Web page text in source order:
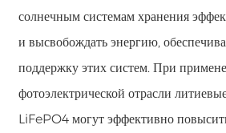
солнечным системам хранения
и высвобождать энергию,
поддержку этих систем. При
фотоэлектрической отрасли
LiFePO4 могут эффективно